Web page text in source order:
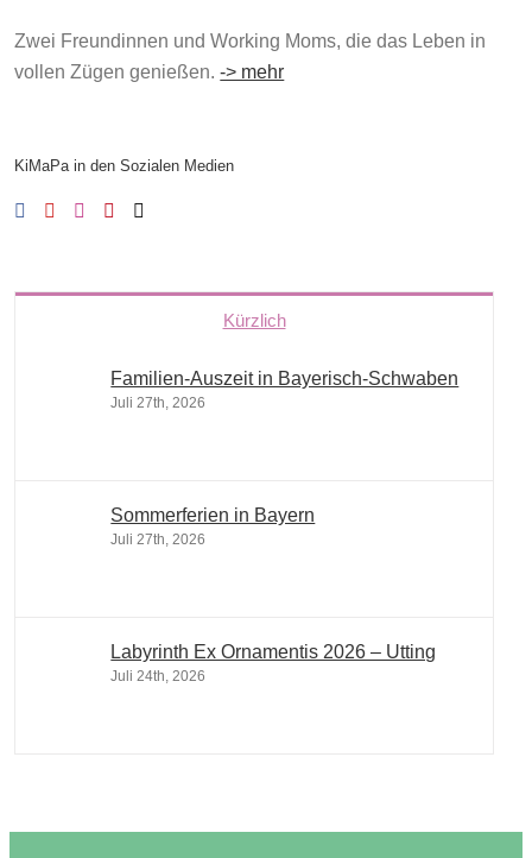
Zwei Freundinnen und Working Moms, die das Leben in
vollen Zügen genießen.-> mehr
KiMaPa in den Sozialen Medien
Kürzlich
Familien-Auszeit in Bayerisch-Schwaben
Juli 27th, 2026
Sommerferien in Bayern
Juli 27th, 2026
Labyrinth Ex Ornamentis 2026 – Utting
Juli 24th, 2026